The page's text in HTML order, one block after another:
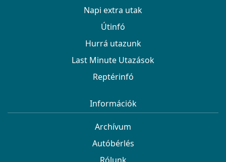
Napi extra utak
Útinfó
Hurrá utazunk
Last Minute Utazások
Reptérinfó
Információk
Archívum
Autóbérlés